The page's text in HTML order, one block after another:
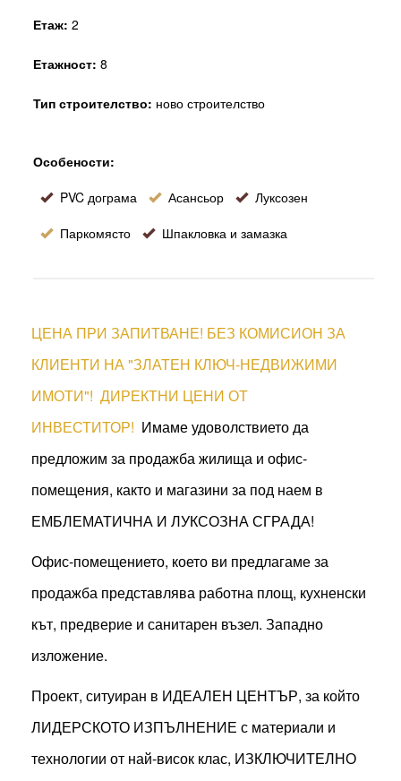
Етаж: 2
Етажност: 8
Тип строителство: ново строителство
Особености:
PVC дограма
Асансьор
Луксозен
Паркомясто
Шпакловка и замазка
ЦЕНА ПРИ ЗАПИТВАНЕ! БЕЗ КОМИСИОН ЗА
КЛИЕНТИ НА "ЗЛАТЕН КЛЮЧ-НЕДВИЖИМИ
ИМОТИ"! ДИРЕКТНИ ЦЕНИ ОТ
ИНВЕСТИТОР! Имаме удоволствието да
предложим за продажба жилища и офис-
помещения, както и магазини за под наем в
ЕМБЛЕМАТИЧНА И ЛУКСОЗНА СГРАДА!
Офис-помещението, което ви предлагаме за
продажба представлява работна площ, кухненски
кът, предверие и санитарен възел. Западно
изложение.
Проект, ситуиран в ИДЕАЛЕН ЦЕНТЪР, за който
ЛИДЕРСКОТО ИЗПЪЛНЕНИЕ с материали и
технологии от най-висок клас, ИЗКЛЮЧИТЕЛНО